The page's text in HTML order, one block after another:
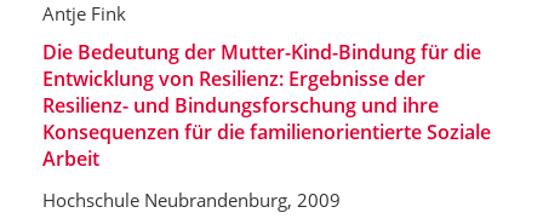
Antje Fink
Die Bedeutung der Mutter-Kind-Bindung für die
Entwicklung von Resilienz: Ergebnisse der
Resilienz- und Bindungsforschung und ihre
Konsequenzen für die familienorientierte Soziale
Arbeit
Hochschule Neubrandenburg, 2009